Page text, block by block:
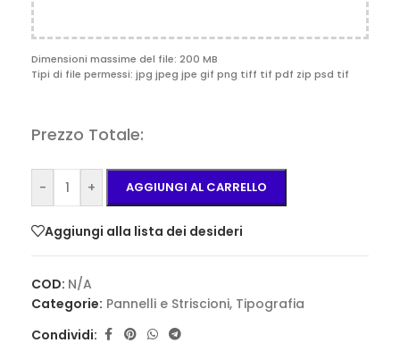
Dimensioni massime del file: 200 MB
Tipi di file permessi: jpg jpeg jpe gif png tiff tif pdf zip psd tif
Prezzo Totale:
- + AGGIUNGI AL CARRELLO
Aggiungi alla lista dei desideri
COD: N/A
Categorie: Pannelli e Striscioni, Tipografia
Condividi: